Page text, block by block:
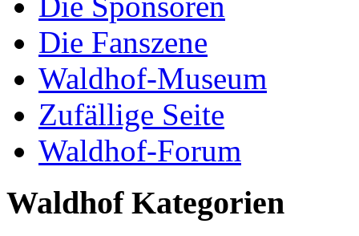
Die Fanszene
Waldhof-Museum
Zufällige Seite
Waldhof-Forum
Waldhof Kategorien